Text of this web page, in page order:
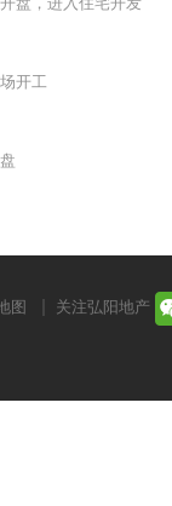
开工
图
关注弘阳地产